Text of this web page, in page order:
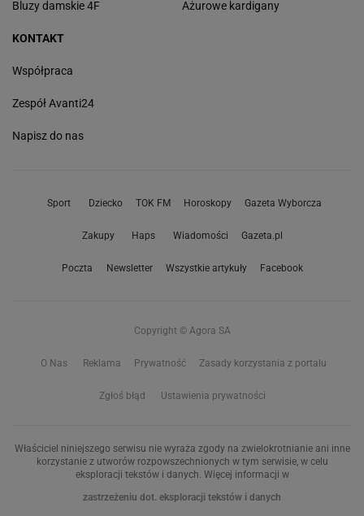
Bluzy damskie 4F Ażurowe kardigany
KONTAKT
Współpraca
Zespół Avanti24
Napisz do nas
Sport Dziecko TOK FM Horoskopy Gazeta Wyborcza
Zakupy Haps Wiadomości Gazeta.pl
Poczta Newsletter Wszystkie artykuły Facebook
Copyright © Agora SA
O Nas Reklama Prywatność Zasady korzystania z portalu
Zgłoś błąd Ustawienia prywatności
Właściciel niniejszego serwisu nie wyraża zgody na zwielokrotnianie ani inne
korzystanie z utworów rozpowszechnionych w tym serwisie, w celu
eksploracji tekstów i danych. Więcej informacji w
zastrzeżeniu dot. eksploracji tekstów i danych